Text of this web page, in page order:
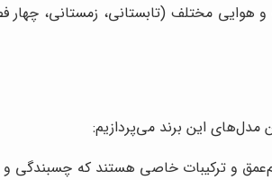
هوایی مختلف (تابستانی، زمستانی،
مدل‌های این برند می‌پردازیم:
و ترکیبات خاصی هستند که چسبندگی و